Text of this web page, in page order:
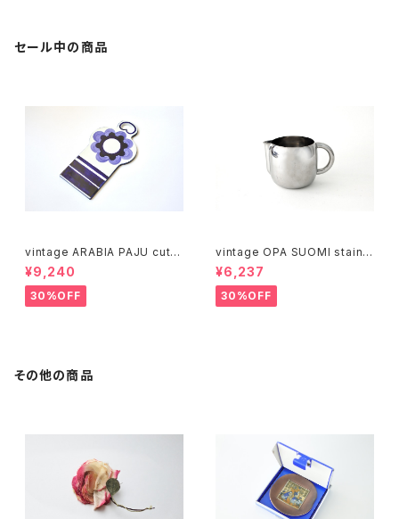
セール中の商品
vintage ARABIA PAJU cutti
ng boad / ヴィンテージ アラビ
ア パユ カッティングボード
¥9,240
30%OFF
vintage OPA SUOMI stainle
ss milk pitcher M / ヴィンテ
ージ オーパ スオミ ステンレス
ミルクピッチャー M
¥6,237
30%OFF
その他の商品